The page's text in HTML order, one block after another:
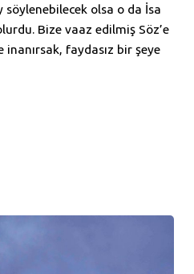
olsa o da İsa
Bize vaaz edilmiş Söz’e
inanırsak, faydasız bir şeye